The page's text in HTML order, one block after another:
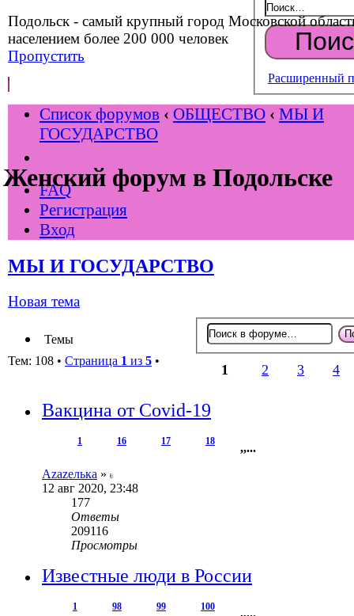
Подольск - самый крупный город Московской
населением более 200 000 человек
Пропустить
Женский форум в Подольске
Расширенный
Список форумов ‹ ОБЩЕСТВО ‹ МЫ И
ГОСУДАРСТВО
FAQ
Регистрация
Вход
МЫ И ГОСУДАРСТВО
Новая тема
Тем: 108 • Страница 1 из 5 •
1 2 3 4
Темы
Вакцина от Covid-19
1 ...
16 ,
17 ,
18
Аzаzелька »
12 авг 2020, 23:48
177
Ответы
209116
Просмотры
Известные люди в России
1 98 99 100